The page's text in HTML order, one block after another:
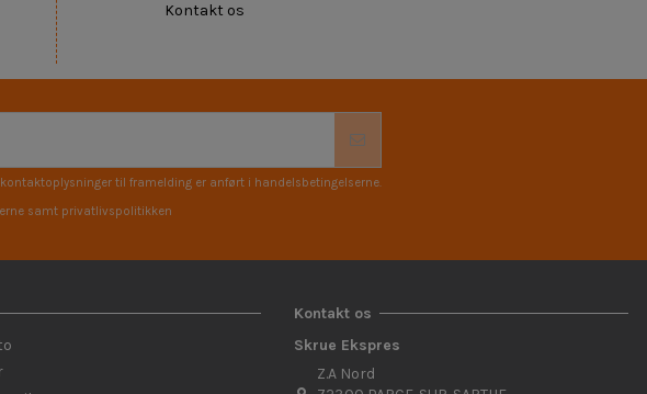
Kontakt os
til framelding er anført i handelsbetingelserne.
samt privatlivspolitikken
Kontakt os
Skrue Ekspres
Z.A Nord